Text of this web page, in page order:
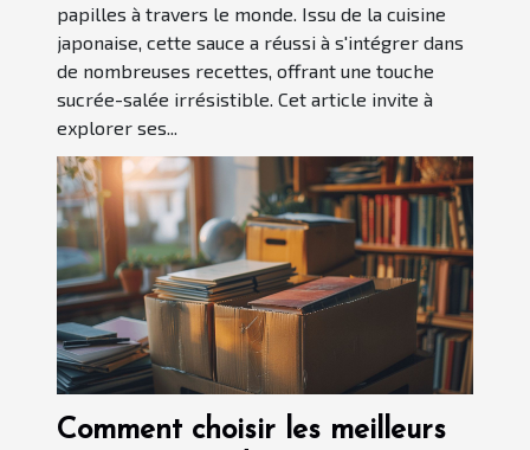
papilles à travers le monde. Issu de la cuisine
japonaise, cette sauce a réussi à s'intégrer dans
de nombreuses recettes, offrant une touche
sucrée-salée irrésistible. Cet article invite à
explorer ses...
Comment choisir les meilleurs